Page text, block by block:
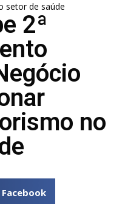
setor de saúde
2ª
no
Facebook